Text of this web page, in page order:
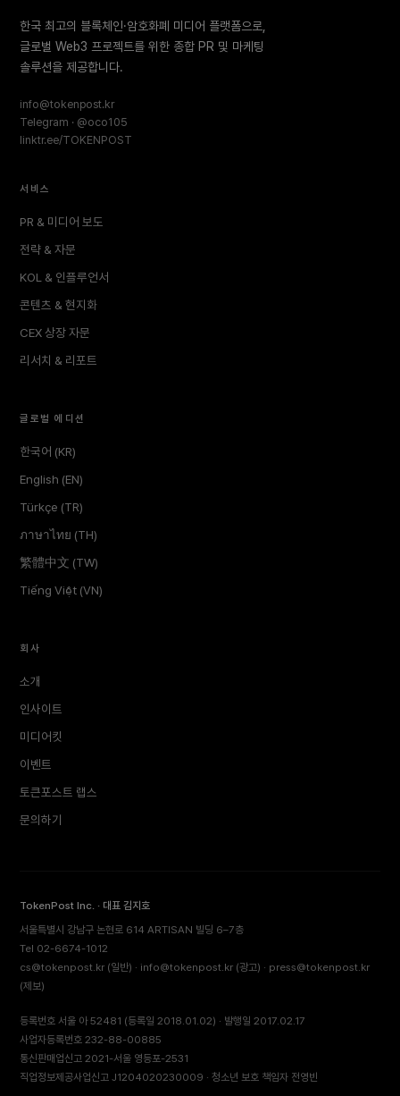
한국 최고의 블록체인·암호화폐 미디어 플랫폼으로,
글로벌 Web3 프로젝트를 위한 종합 PR 및 마케팅
솔루션을 제공합니다.
info@tokenpost.kr
Telegram · @oco105
linktr.ee/TOKENPOST
서비스
PR & 미디어 보도
전략 & 자문
KOL & 인플루언서
콘텐츠 & 현지화
CEX 상장 자문
리서치 & 리포트
글로벌 에디션
한국어 (KR)
English (EN)
Türkçe (TR)
ภาษาไทย (TH)
繁體中文 (TW)
Tiếng Việt (VN)
회사
소개
인사이트
미디어킷
이벤트
토큰포스트 랩스
문의하기
TokenPost Inc. · 대표 김지호
서울특별시 강남구 논현로 614 ARTISAN 빌딩 6–7층
Tel 02-6674-1012
cs@tokenpost.kr (일반) · info@tokenpost.kr (광고) · press@tokenpost.kr
(제보)
등록번호 서울 아 52481 (등록일 2018.01.02) · 발행일 2017.02.17
사업자등록번호 232-88-00885
통신판매업신고 2021-서울 영등포-2531
직업정보제공사업신고 J1204020230009 · 청소년 보호 책임자 전영빈